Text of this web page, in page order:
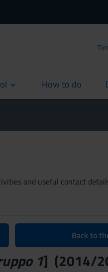
How to do
current
and useful contact
Back to
1] (2014/